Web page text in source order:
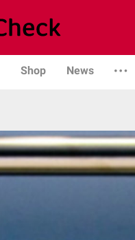
Shop News